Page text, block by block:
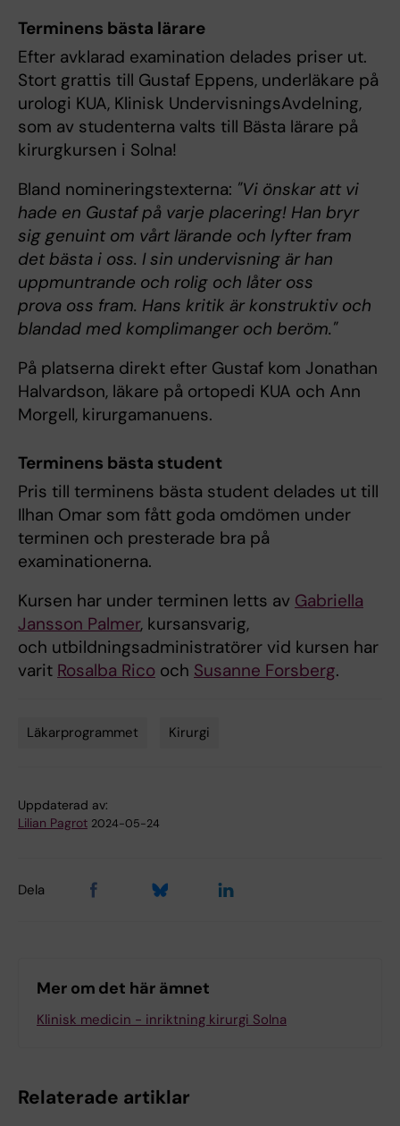
Terminens bästa lärare
Efter avklarad examination delades priser ut.
Stort grattis till Gustaf Eppens, underläkare på
urologi KUA, Klinisk UndervisningsAvdelning,
som av studenterna valts till Bästa lärare på
kirurgkursen i Solna!
Bland nomineringstexterna: "Vi önskar att vi
hade en Gustaf på varje placering! Han bryr
sig genuint om vårt lärande och lyfter fram
det bästa i oss. I sin undervisning är han
uppmuntrande och rolig och låter oss
prova oss fram. Hans kritik är konstruktiv och
blandad med komplimanger och beröm."
På platserna direkt efter Gustaf kom Jonathan
Halvardson, läkare på ortopedi KUA och Ann
Morgell, kirurgamanuens.
Terminens bästa student
Pris till terminens bästa student delades ut till
Ilhan Omar som fått goda omdömen under
terminen och presterade bra på
examinationerna.
Kursen har under terminen letts av Gabriella
Jansson Palmer, kursansvarig,
och utbildningsadministratörer vid kursen har
varit Rosalba Rico och Susanne Forsberg.
Läkarprogrammet Kirurgi
Uppdaterad av:
Lilian Pagrot 2024-05-24
Dela
Mer om det här ämnet
Klinisk medicin - inriktning kirurgi Solna
Relaterade artiklar